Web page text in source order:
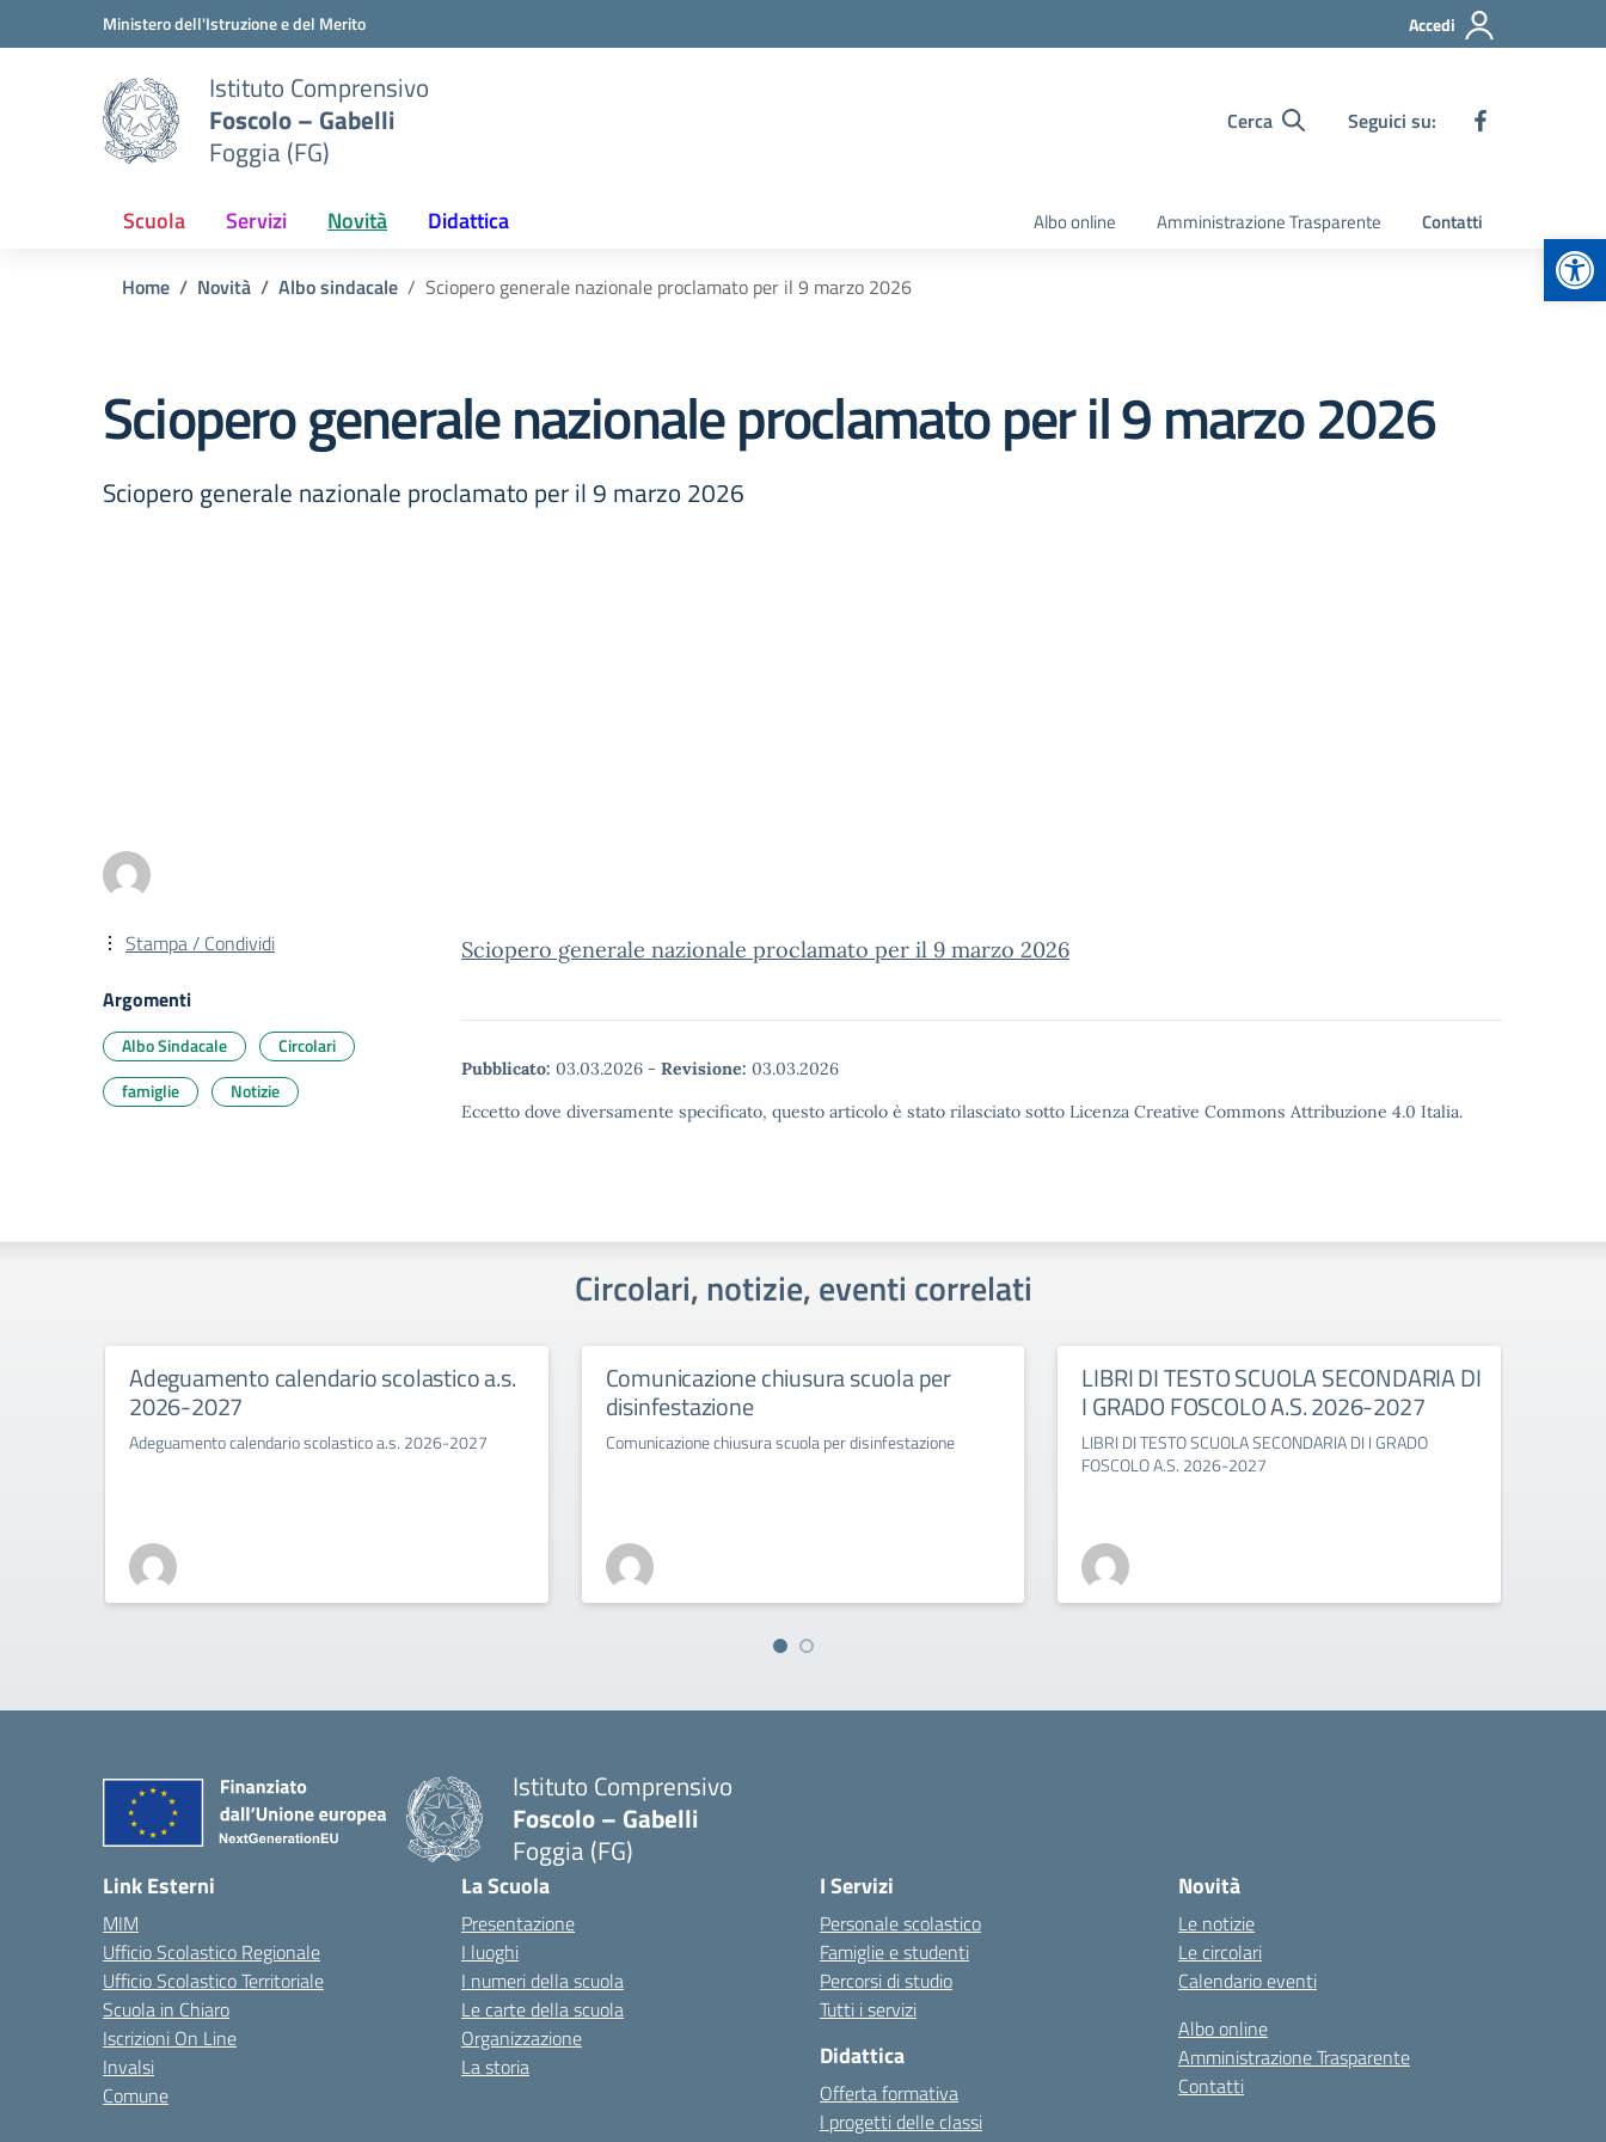
Vai ai contenuti
Vai al menu di navigazioneMinistero dell'Istruzione e del Merito Accedi
Istituto Comprensivo
Foscolo – Gabelli
Foggia (FG)
Cerca Seguici su:
Scuola Servizi Novità Didattica Albo online Amministrazione Trasparente Contatti
Home Novità Albo sindacale Sciopero generale nazionale proclamato per il 9 marzo 2026
Sciopero generale nazionale proclamato per il 9 marzo 2026
Sciopero generale nazionale proclamato per il 9 marzo 2026
Sciopero generale nazionale proclamato per il 9 marzo 2026
Pubblicato: 03.03.2026 - Revisione: 03.03.2026
Eccetto dove diversamente specificato, questo articolo è stato rilasciato sotto Licenza Creative Commons Attribuzione 4.0 Italia.
Stampa / Condividi
Argomenti
Albo Sindacale
Circolari
famiglie
Notizie
Circolari, notizie, eventi correlati
Adeguamento calendario scolastico a.s.
2026-2027
Adeguamento calendario scolastico a.s. 2026-2027
Comunicazione chiusura scuola per
disinfestazione
Comunicazione chiusura scuola per disinfestazione
LIBRI DI TESTO SCUOLA SECONDARIA DI
I GRADO FOSCOLO A.S. 2026-2027
LIBRI DI TESTO SCUOLA SECONDARIA DI I GRADO
FOSCOLO A.S. 2026-2027
Istituto Comprensivo
Foscolo – Gabelli
Foggia (FG)
— Visita la pagina iniziale della scuola
Link Esterni
MIM
Ufficio Scolastico Regionale
Ufficio Scolastico Territoriale
Scuola in Chiaro
Iscrizioni On Line
Invalsi
Comune
La Scuola
Presentazione
I luoghi
I numeri della scuola
Le carte della scuola
Organizzazione
La storia
I Servizi
Personale scolastico
Famiglie e studenti
Percorsi di studio
Tutti i servizi
Didattica
Offerta formativa
I progetti delle classi
Novità
Le notizie
Le circolari
Calendario eventi
Albo online
Amministrazione Trasparente
Contatti